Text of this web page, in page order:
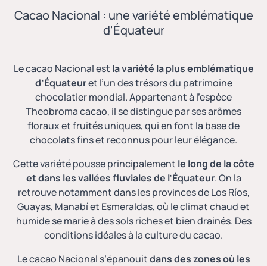
Cacao Nacional : une variété emblématique
d'Équateur
Le cacao Nacional est la variété la plus emblématique
d’Équateuret l’un des trésors du patrimoine
chocolatier mondial. Appartenant à l’espèce
Theobroma cacao, il se distingue par ses arômes
floraux et fruités uniques, qui en font la base de
chocolats fins et reconnus pour leur élégance.
Cette variété pousse principalement le long de la côte
et dans les vallées fluviales de l’Équateur. On la
retrouve notamment dans les provinces de Los Ríos,
Guayas, Manabí et Esmeraldas, où le climat chaud et
humide se marie à des sols riches et bien drainés. Des
conditions idéales à la culture du cacao.
Le cacao Nacional s’épanouitdans des zones où les